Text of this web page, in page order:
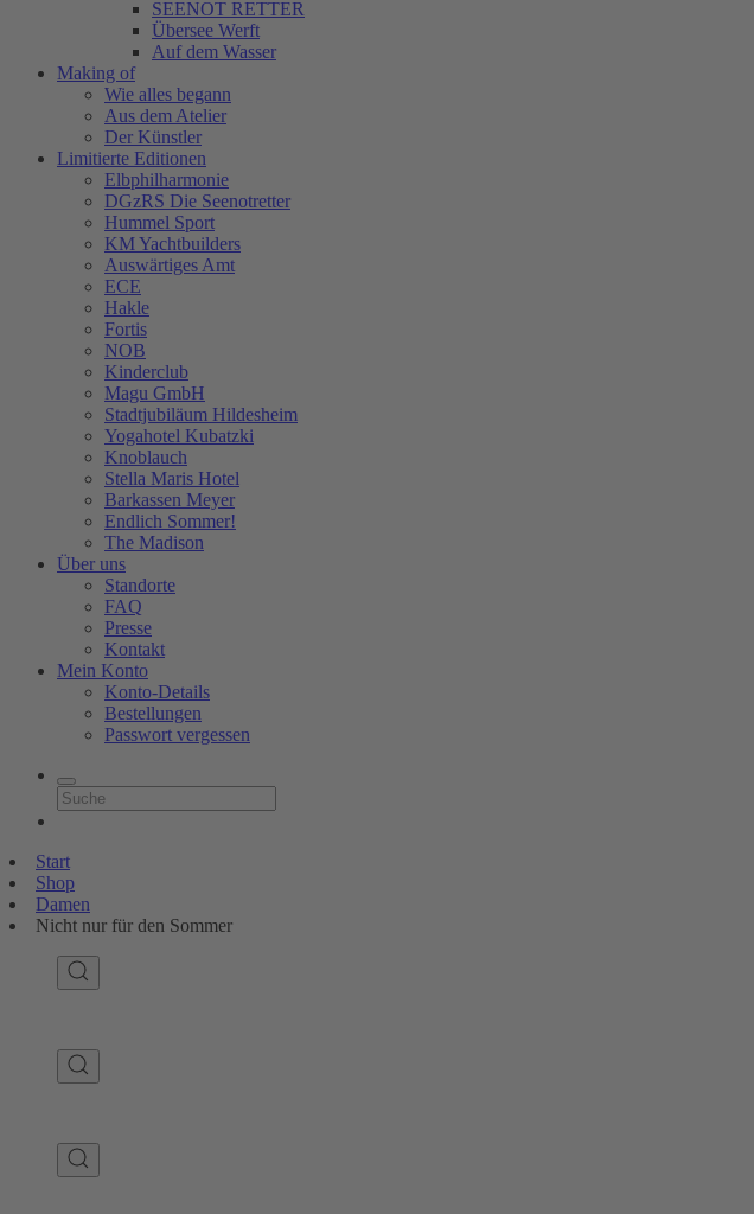
SEENOT RETTER
Übersee Werft
Auf dem Wasser
Making of
Wie alles begann
Aus dem Atelier
Der Künstler
Limitierte Editionen
Elbphilharmonie
DGzRS Die Seenotretter
Hummel Sport
KM Yachtbuilders
Auswärtiges Amt
ECE
Hakle
Fortis
NOB
Kinderclub
Magu GmbH
Stadtjubiläum Hildesheim
Yogahotel Kubatzki
Knoblauch
Stella Maris Hotel
Barkassen Meyer
Endlich Sommer!
The Madison
Über uns
Standorte
FAQ
Presse
Kontakt
Mein Konto
Konto-Details
Bestellungen
Passwort vergessen
Start
Shop
Damen
Nicht nur für den Sommer